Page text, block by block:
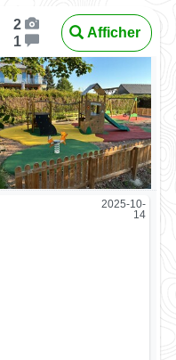
2
1
Afficher
2025-10-
14